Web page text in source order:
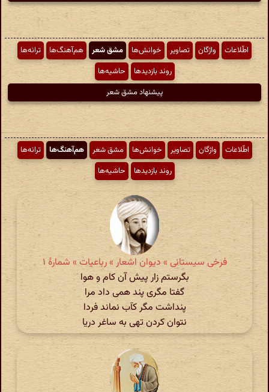
اطّلاعات واژگان تصاویر خوانش‌ها مشق شعر هم‌آهنگ‌ها
ترانه‌ها
روند بازدیدها
حاشیه‌ها
پیشنهاد مشق شعر
اطّلاعات واژگان تصاویر خوانش‌ها مشق شعر هم‌آهنگ‌ها
ترانه‌ها
روند بازدیدها
حاشیه‌ها
فرخی سیستانی » دیوان اشعار » رباعیات » شمارهٔ ۱
بگرستم زار پیش آن کام و هوا
گفتا مگری پند همی داد مرا
پنداشت مگر کآب نماند فردا
نتوان کردن تهی به ساغر دریا